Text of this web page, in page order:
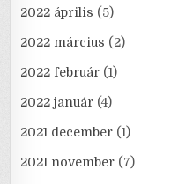
2022 április (5)
2022 március (2)
2022 február (1)
2022 január (4)
2021 december (1)
2021 november (7)